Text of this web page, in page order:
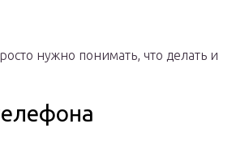
нужно понимать, что делать и